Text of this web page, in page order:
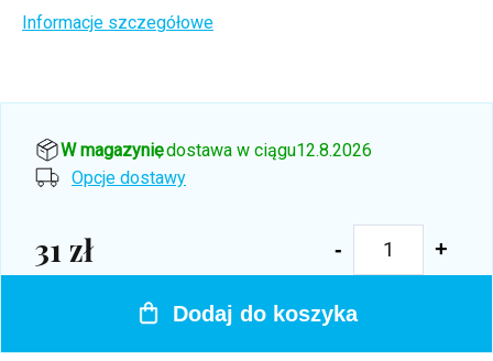
Informacje szczegółowe
W magazynie, dostawa w ciągu12.8.2026
Opcje dostawy
31 zł
Cena
Dodaj do koszyka